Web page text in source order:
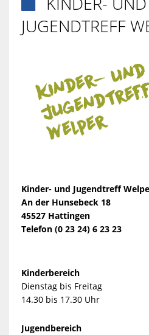
JUGENDTREFF
Kinder- und Jugendtreff
An der Hunsebeck 18
45527 Hattingen
Telefon (0 23 24) 6 23 23
Kinderbereich
Dienstag bis Freitag
14.30 bis 17.30 Uhr
Jugendbereich